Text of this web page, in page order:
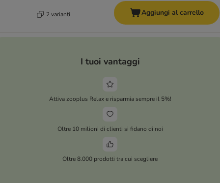
2 varianti Aggiungi al carrello
I tuoi vantaggi
Attiva zooplus Relax e risparmia sempre il 5%!
Oltre 10 milioni di clienti si fidano di noi
Oltre 8.000 prodotti tra cui scegliere